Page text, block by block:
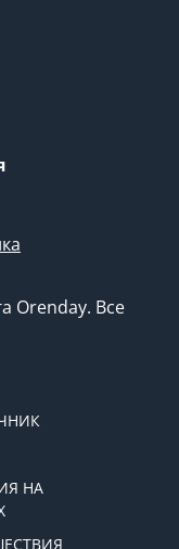
Orenday. Все
НА